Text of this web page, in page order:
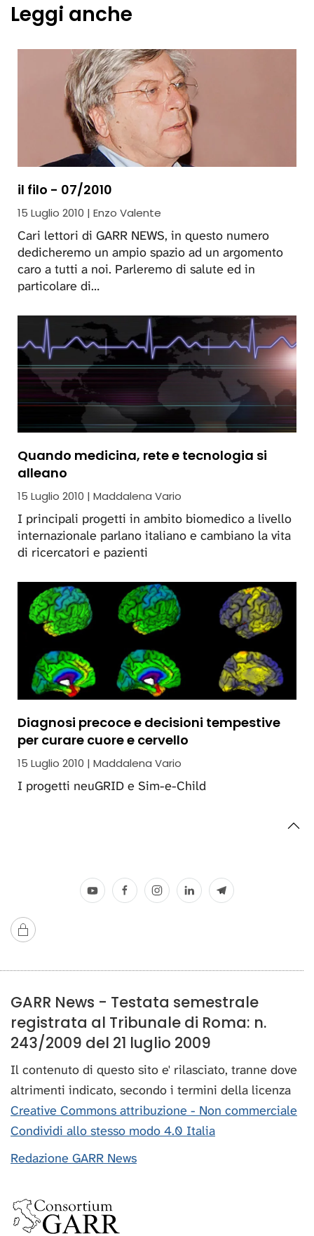
Leggi anche
il filo - 07/2010
15 Luglio 2010 | Enzo Valente
Cari lettori di GARR NEWS, in questo numero
dedicheremo un ampio spazio ad un argomento
caro a tutti a noi. Parleremo di salute ed in
particolare di…
Quando medicina, rete e tecnologia si
alleano
15 Luglio 2010 | Maddalena Vario
I principali progetti in ambito biomedico a livello
internazionale parlano italiano e cambiano la vita
di ricercatori e pazienti
Diagnosi precoce e decisioni tempestive
per curare cuore e cervello
15 Luglio 2010 | Maddalena Vario
I progetti neuGRID e Sim-e-Child
GARR News - Testata semestrale
registrata al Tribunale di Roma: n.
243/2009 del 21 luglio 2009
Il contenuto di questo sito e' rilasciato, tranne dove
altrimenti indicato, secondo i termini della licenza
Creative Commons attribuzione - Non commerciale
Condividi allo stesso modo 4.0 Italia
Redazione GARR News